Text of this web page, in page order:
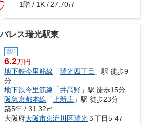
1階 / 1K / 27.70㎡
レス瑞光駅東
敷0
6.2万円
地下鉄今里筋線 「瑞光四丁目 」駅 徒歩9
分
地下鉄今里筋線 「井高野 」駅 徒歩15分
阪急京都本線 「上新庄 」駅 徒歩23分
築5年 / 31.32㎡
大阪府大阪市東淀川区瑞光５丁目5-47